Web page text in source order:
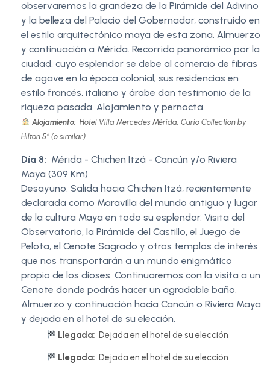
observaremos la grandeza de la Pirámide del Adivino
y la belleza del Palacio del Gobernador, construido en
el estilo arquitectónico maya de esta zona. Almuerzo
y continuación a Mérida. Recorrido panorámico por la
ciudad, cuyo esplendor se debe al comercio de fibras
de agave en la época colonial; sus residencias en
estilo francés, italiano y árabe dan testimonio de la
riqueza pasada. Alojamiento y pernocta.
Alojamiento: Hotel Villa Mercedes Mérida, Curio Collection by
Hilton 5* (o similar)
Día 8: Mérida - Chichen Itzá - Cancún y/o Riviera
Maya (309 Km)
Desayuno. Salida hacia Chichen Itzá, recientemente
declarada como Maravilla del mundo antiguo y lugar
de la cultura Maya en todo su esplendor. Visita del
Observatorio, la Pirámide del Castillo, el Juego de
Pelota, el Cenote Sagrado y otros templos de interés
que nos transportarán a un mundo enigmático
propio de los dioses. Continuaremos con la visita a un
Cenote donde podrás hacer un agradable baño.
Almuerzo y continuación hacia Cancún o Riviera Maya
y dejada en el hotel de su elección.
Llegada: Dejada en el hotel de su elección
Llegada: Dejada en el hotel de su elección